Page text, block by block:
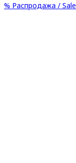
% Распродажа / Sale